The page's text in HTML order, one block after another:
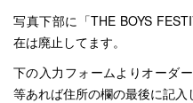
写真下部に「THE BOYS
在は廃止してます。
下の入力フォームよりオーダ
等あれば住所の欄の最後に記入